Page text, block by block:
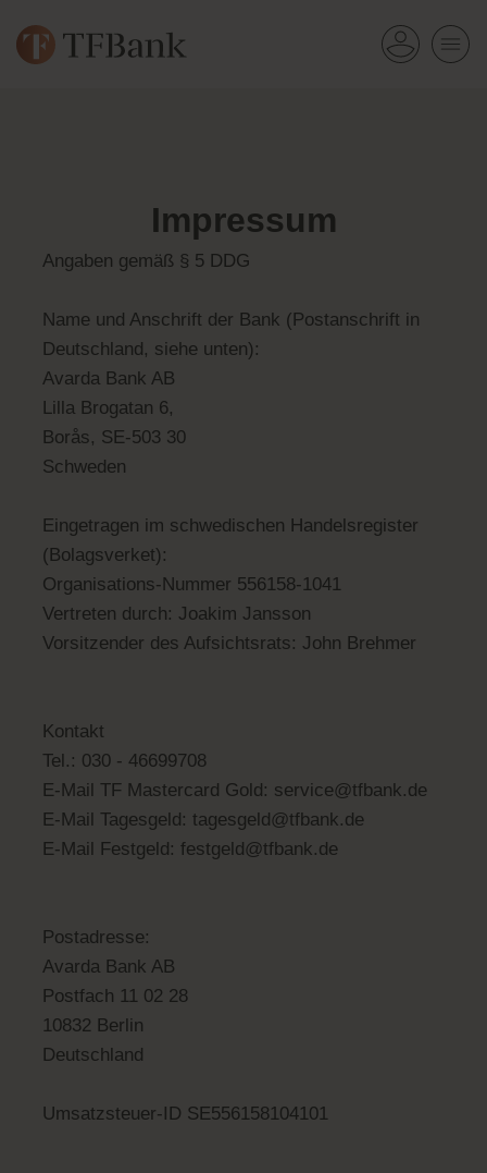
Impressum
Angaben gemäß § 5 DDG
Name und Anschrift der Bank (Postanschrift in
Deutschland, siehe unten):
Avarda Bank AB
Lilla Brogatan 6,
Borås, SE-503 30
Schweden
Eingetragen im schwedischen Handelsregister
(Bolagsverket):
Organisations-Nummer 556158-1041
Vertreten durch: Joakim Jansson
Vorsitzender des Aufsichtsrats: John Brehmer
Kontakt
Tel.: 030 - 46699708
E-Mail TF Mastercard Gold: service@tfbank.de
E-Mail Tagesgeld: tagesgeld@tfbank.de
E-Mail Festgeld: festgeld@tfbank.de
Postadresse:
Avarda Bank AB
Postfach 11 02 28
10832 Berlin
Deutschland
Umsatzsteuer-ID SE556158104101